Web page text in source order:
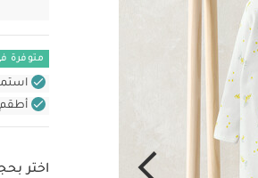
متوفرة
أطقم
اختر